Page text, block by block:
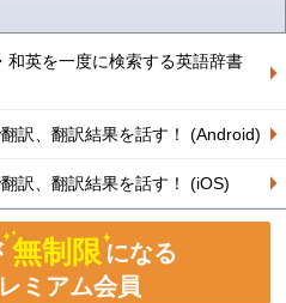
英を一度に検索する英語辞書
訳、翻訳結果を話す！ (Android)
訳、翻訳結果を話す！ (iOS)
無制限になる
ミアム会員